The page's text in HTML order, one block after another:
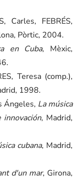
Carles, FEBRÉS,
Pòrtic, 2004.
en Cuba, Mèxic,
Teresa (comp.),
1998.
Ángeles, La música
innovación, Madrid,
cubana, Madrid,
d'un mar, Girona,